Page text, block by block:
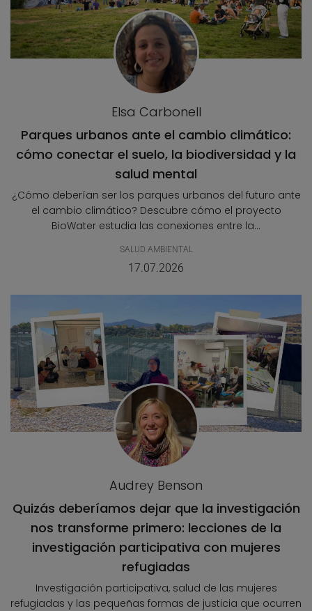
Elsa Carbonell
Parques urbanos ante el cambio climático:
cómo conectar el suelo, la biodiversidad y la
salud mental
¿Cómo deberían ser los parques urbanos del futuro ante
el cambio climático? Descubre cómo el proyecto
BioWater estudia las conexiones entre la...
SALUD AMBIENTAL
17.07.2026
Audrey Benson
Quizás deberíamos dejar que la investigación
nos transforme primero: lecciones de la
investigación participativa con mujeres
refugiadas
Investigación participativa, salud de las mujeres
refugiadas y las pequeñas formas de justicia que ocurren